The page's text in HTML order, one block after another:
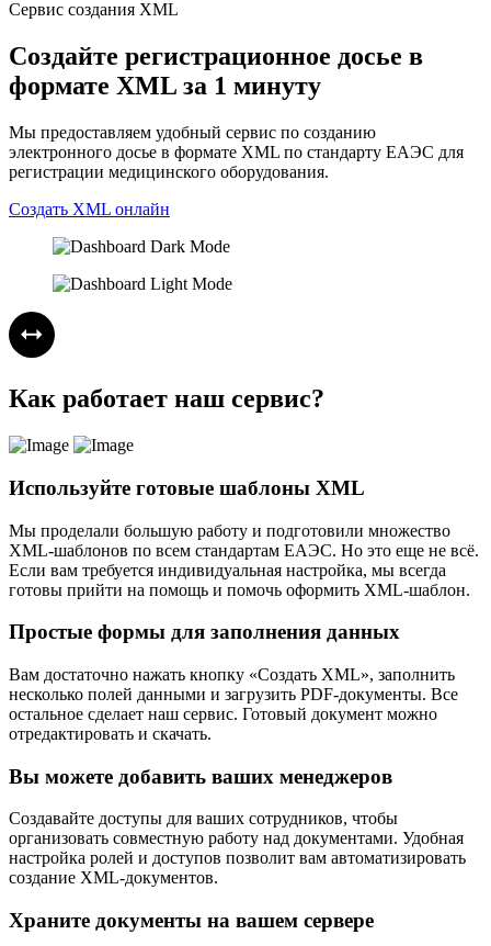
Сервис создания XML
Создайте регистрационное досье в
формате XML за 1 минуту
Мы предоставляем удобный сервис по созданию
электронного досье в формате XML по стандарту ЕАЭС для
регистрации медицинского оборудования.
Создать XML онлайн
Как работает наш сервис?
Используйте готовые шаблоны XML
Мы проделали большую работу и подготовили множество
XML-шаблонов по всем стандартам ЕАЭС. Но это еще не всё.
Если вам требуется индивидуальная настройка, мы всегда
готовы прийти на помощь и помочь оформить XML-шаблон.
Простые формы для заполнения данных
Вам достаточно нажать кнопку «Создать XML», заполнить
несколько полей данными и загрузить PDF-документы. Все
остальное сделает наш сервис. Готовый документ можно
отредактировать и скачать.
Вы можете добавить ваших менеджеров
Создавайте доступы для ваших сотрудников, чтобы
организовать совместную работу над документами. Удобная
настройка ролей и доступов позволит вам автоматизировать
создание XML-документов.
Храните документы на вашем сервере